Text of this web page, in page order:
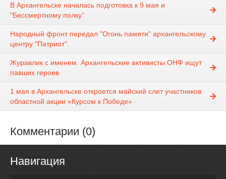
В Архангельске началась подготовка к 9 мая и
"Бессмертному полку"
Народный фронт передал "Огонь памяти" архангельскому
центру "Патриот".
Журавлик с именем. Архангельские активисты ОНФ ищут
павших героев
1 мая в Архангельске откроется майский слет участников
областной акции «Курсом к Победе»
Комментарии (0)
Навигация